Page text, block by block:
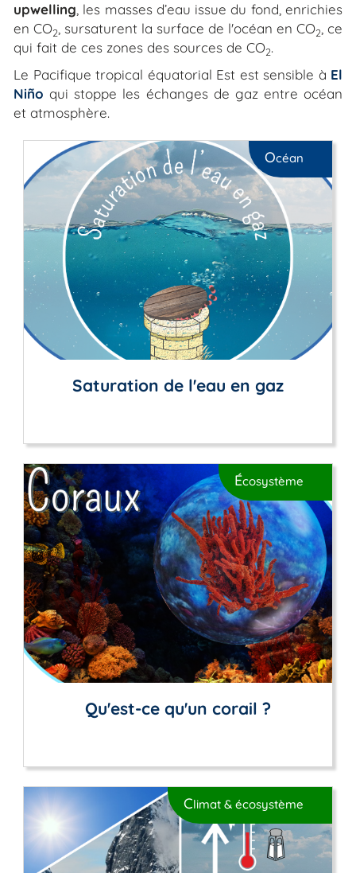
upwelling, les masses d’eau issue du fond, enrichies
en CO2, sursaturent la surface de l'océan en CO2, ce
qui fait de ces zones des sources de CO2.
Le Pacifique tropical équatorial Est est sensible à El
Niño qui stoppe les échanges de gaz entre océan
et atmosphère.
Océan
Saturation de l'eau en gaz
Écosystème
Qu'est-ce qu'un corail ?
Climat & écosystème